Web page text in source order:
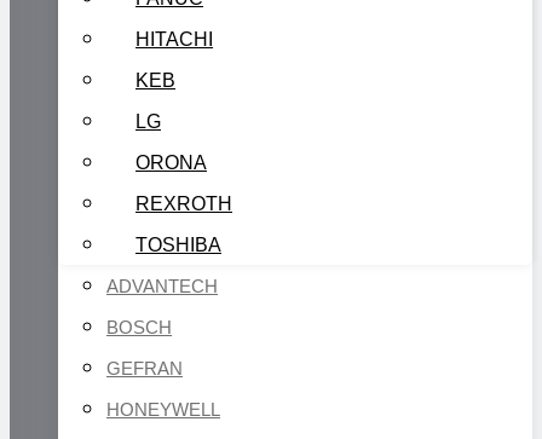
HITACHI
KEB
LG
ORONA
REXROTH
TOSHIBA
ADVANTECH
BOSCH
GEFRAN
HONEYWELL